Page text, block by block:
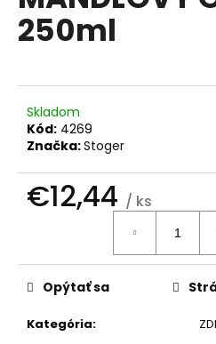
0,0
z
250ml
Skladom
Kód: 4269
Značka:Stoger
€12,44 / ks
Kategória:
Opýtať sa
á
j
ť
?
O
p